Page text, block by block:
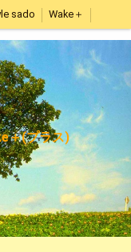
sado Wake＋
＋(プラス)